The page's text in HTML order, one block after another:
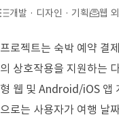
개발 · 디자인 · 기획
웹
프로젝트는 숙박 예약 결
의 상호작용을 지원하는
형 웹 및 Android/iOS 앱
으로는 사용자가 여행 날